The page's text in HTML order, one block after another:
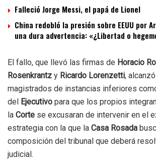
Falleció Jorge Messi, el papá de Lionel
China redobló la presión sobre EEUU por
una dura advertencia: «¿Libertad o
El fallo, que llevó las firmas de Horacio
Rosenkrantz y Ricardo Lorenzetti,
magistrados de instancias inferiores
del
Ejecutivo para que los propios
la Corte se excusaran de intervenir en el
estrategia con la que la Casa Rosada
composición del tribunal que deberá
judicial.